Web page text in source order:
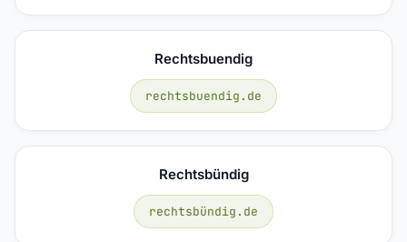
Rechtsbuendig
rechtsbuendig.de
Rechtsbündig
rechtsbündig.de